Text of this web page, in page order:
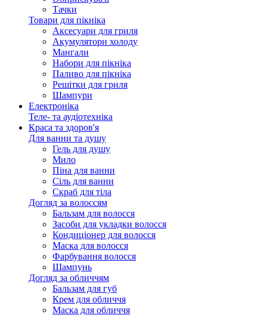
Тачки
Товари для пікніка
Аксесуари для гриля
Акумулятори холоду
Мангали
Набори для пікніка
Паливо для пікніка
Решітки для гриля
Шампури
Електроніка
Теле- та аудіотехніка
Краса та здоров'я
Для ванни та душу
Гель для душу
Мило
Піна для ванни
Сіль для ванни
Скраб для тіла
Догляд за волоссям
Бальзам для волосся
Засоби для укладки волосся
Кондиціонер для волосся
Маска для волосся
Фарбування волосся
Шампунь
Догляд за обличчям
Бальзам для губ
Крем для обличчя
Маска для обличчя